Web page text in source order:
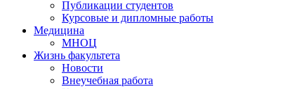
Публикации студентов
Курсовые и дипломные работы
Медицина
МНОЦ
Жизнь факультета
Новости
Внеучебная работа